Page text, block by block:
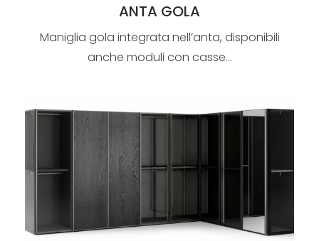
ANTA GOLA
Maniglia gola integrata nell’anta, disponibili
anche moduli con casse...